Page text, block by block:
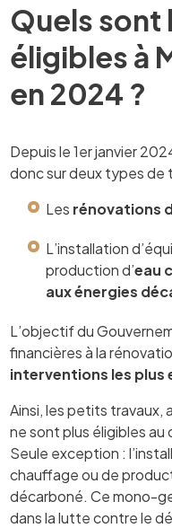
Quels sont
éligibles à
en 2024 ?
Depuis le 1er janvier
donc sur deux types de
Les rénovations
L’installation
production d’eau
aux énergies
L’objectif du
financières à la
interventions les plus
Ainsi, les petits travaux,
ne sont plus éligibles au
Seule exception :
chauffage ou de
décarboné. Ce mono-
dans la lutte contre le